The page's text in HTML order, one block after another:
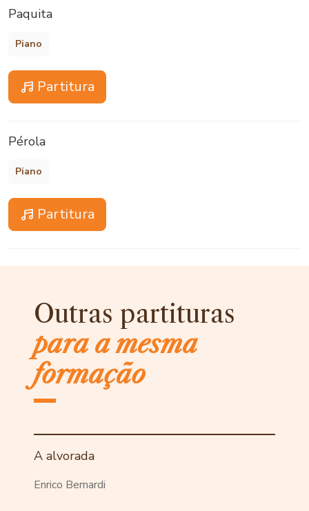
Paquita
Piano
Partitura
Pérola
Piano
Partitura
Outras partituras
para a mesma
formação
A alvorada
Enrico Bernardi